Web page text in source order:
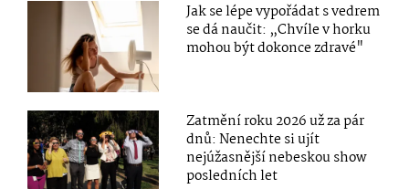
Jak se lépe vypořádat s vedrem
se dá naučit: „Chvíle v horku
mohou být dokonce zdravé"
Zatmění roku 2026 už za pár
dnů: Nenechte si ujít
nejúžasnější nebeskou show
posledních let